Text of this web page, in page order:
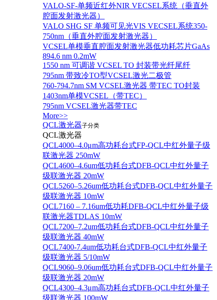
VALO-SF-单频近红外NIR VECSEL系统（垂直外
腔面发射激光器）
VALO SHG SF 单频可见光VIS VECSEL系统350-
750nm（垂直外腔面发射激光器）
VCSEL单模垂直腔面发射激光器低功耗芯片GaAs
894.6 nm 0.2mW
1550 nm 可调谐 VCSEL TO 封装带光纤尾纤
795nm 带致冷TO型VCSEL激光二极管
760-794.7nm SM VCSEL激光器 带TEC TO封装
1403nm单模VCSEL（带TEC）
795nm VCSEL激光器带TEC
More>>
QCL激光器子分类
QCL激光器
QCL4000–4.0μm高功耗台式FP-QCL中红外量子级
联激光器 250mW
QCL4600–4.6um低功耗台式DFB-QCL中红外量子
级联激光器 20mW
QCL5260–5.26um低功耗台式DFB-QCL中红外量子
级联激光器 10mW
QCL7160 – 7.16um低功耗DFB-QCL中红外量子级
联激光器TDLAS 10mW
QCL7200–7.2um低功耗台式DFB-QCL中红外量子
级联激光器 40mW
QCL7400-7.4um低功耗台式DFB-QCL中红外量子
级联激光器 5/10mW
QCL9060–9.06um低功耗台式DFB-QCL中红外量子
级联激光器 20mW
QCL4300–4.3μm高功耗台式DFB-QCL中红外量子
级联激光器 100mW